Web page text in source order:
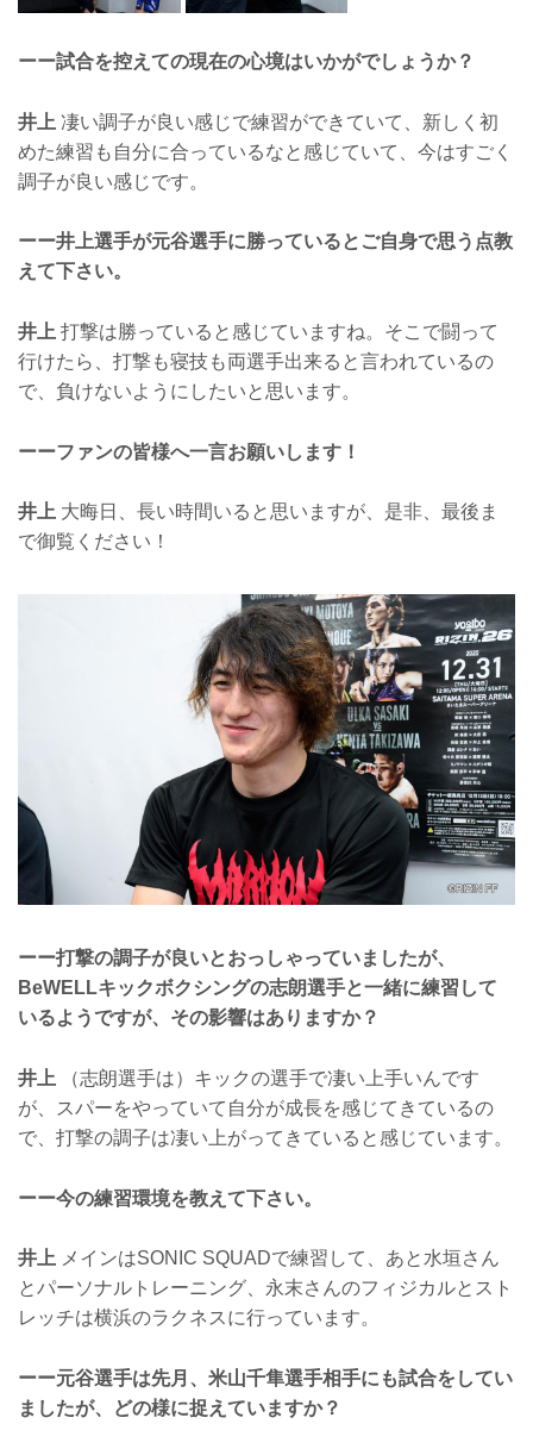
ーー試合を控えての現在の心境はいかがでしょうか？
井上 凄い調子が良い感じで練習ができていて、新しく初
めた練習も自分に合っているなと感じていて、今はすごく
調子が良い感じです。
ーー井上選手が元谷選手に勝っているとご自身で思う点教
えて下さい。
井上 打撃は勝っていると感じていますね。そこで闘って
行けたら、打撃も寝技も両選手出来ると言われているの
で、負けないようにしたいと思います。
ーーファンの皆様へ一言お願いします！
井上 大晦日、長い時間いると思いますが、是非、最後ま
で御覧ください！
ーー打撃の調子が良いとおっしゃっていましたが、
BeWELLキックボクシングの志朗選手と一緒に練習して
いるようですが、その影響はありますか？
井上 （志朗選手は）キックの選手で凄い上手いんです
が、スパーをやっていて自分が成長を感じてきているの
で、打撃の調子は凄い上がってきていると感じています。
ーー今の練習環境を教えて下さい。
井上 メインはSONIC SQUADで練習して、あと水垣さん
とパーソナルトレーニング、永末さんのフィジカルとスト
レッチは横浜のラクネスに行っています。
ーー元谷選手は先月、米山千隼選手相手にも試合をしてい
ましたが、どの様に捉えていますか？